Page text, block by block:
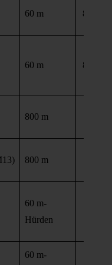
60 m 8,37
60 m 8,41
800 m
800 m
60 m-
Hürden
60 m-